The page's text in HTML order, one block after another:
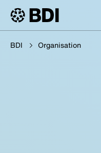
BDI Organisation